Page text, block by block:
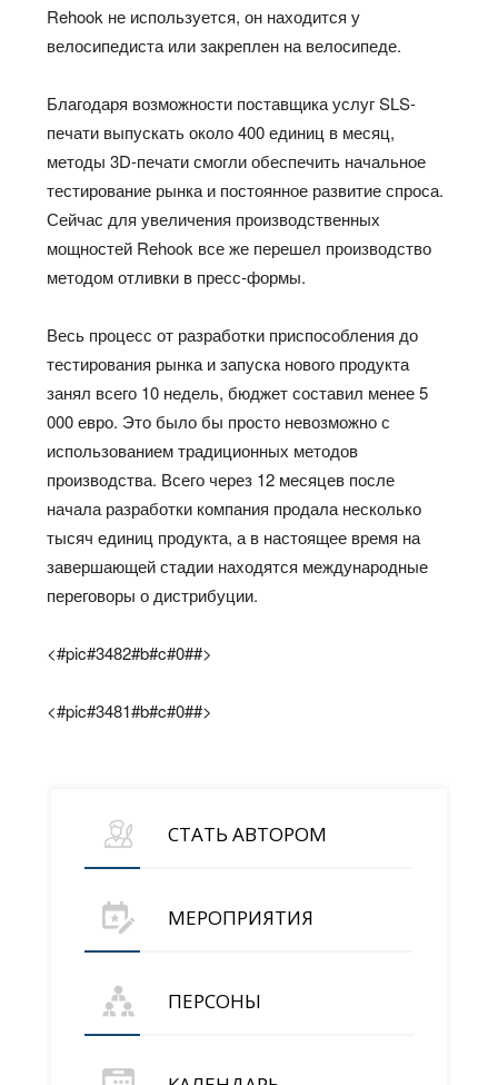
Rehook не используется, он находится у
велосипедиста или закреплен на велосипеде.
Благодаря возможности поставщика услуг SLS-
печати выпускать около 400 единиц в месяц,
методы 3D-печати смогли обеспечить начальное
тестирование рынка и постоянное развитие спроса.
Сейчас для увеличения производственных
мощностей Rehook все же перешел производство
методом отливки в пресс-формы.
Весь процесс от разработки приспособления до
тестирования рынка и запуска нового продукта
занял всего 10 недель, бюджет составил менее 5
000 евро. Это было бы просто невозможно с
использованием традиционных методов
производства. Всего через 12 месяцев после
начала разработки компания продала несколько
тысяч единиц продукта, а в настоящее время на
завершающей стадии находятся международные
переговоры о дистрибуции.
<#pic#3482#b#c#0##>
<#pic#3481#b#c#0##>
СТАТЬ АВТОРОМ
МЕРОПРИЯТИЯ
ПЕРСОНЫ